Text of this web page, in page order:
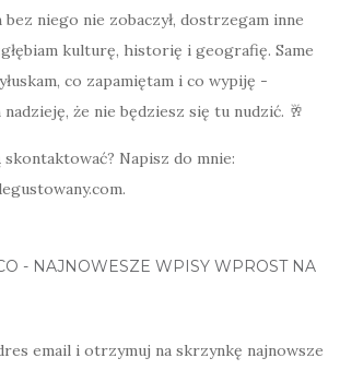
niego nie zobaczył, dostrzegam inne
kulturę, historię i geografię. Same
co zapamiętam i co wypiję -
że nie będziesz się tu nudzić. 🥂
skontaktować? Napisz do mnie:
- NAJNOWESZE WPISY WPROST NA
email i otrzymuj na skrzynkę najnowsze